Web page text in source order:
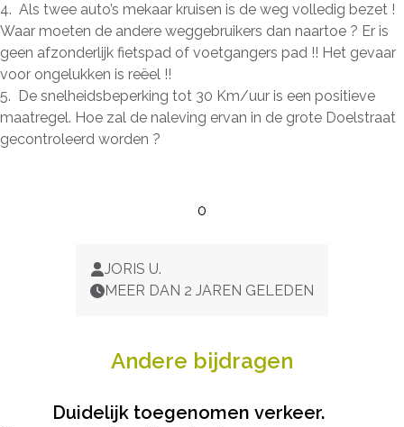
4. Als twee auto’s mekaar kruisen is de weg volledig bezet !
Waar moeten de andere weggebruikers dan naartoe ? Er is
geen afzonderlijk fietspad of voetgangers pad !! Het gevaar
voor ongelukken is reëel !!
5. De snelheidsbeperking tot 30 Km/uur is een positieve
maatregel. Hoe zal de naleving ervan in de grote Doelstraat
gecontroleerd worden ?
0
JORIS U.
MEER DAN 2 JAREN GELEDEN
Andere bijdragen
Duidelijk toegenomen verkeer.